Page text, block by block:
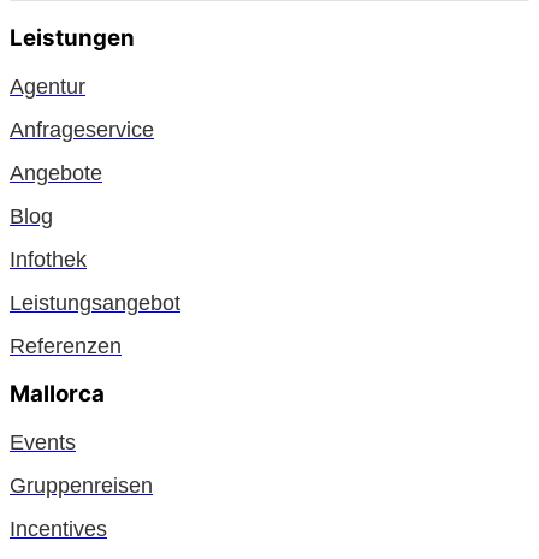
Leistungen
Agentur
Anfrageservice
Angebote
Blog
Infothek
Leistungsangebot
Referenzen
Mallorca
Events
Gruppenreisen
Incentives